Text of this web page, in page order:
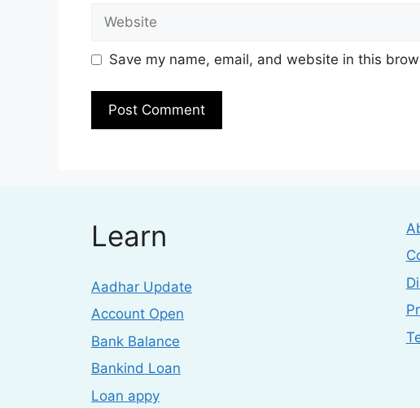
Website
Save my name, email, and website in this
Learn
Aadhar Update
Account Open
Bank Balance
Bankind Loan
Loan appy